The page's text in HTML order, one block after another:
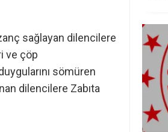
sağlayan dilencilere
ve çöp
sömüren
dilencilere Zabıta